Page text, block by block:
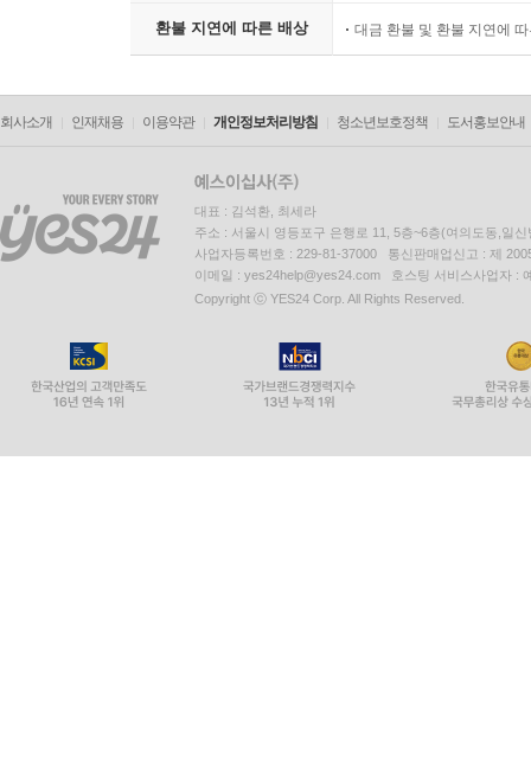
환불 지연에 따른 배상 대금 환불 및 환불 지연에
회사소개 인재채용 이용약관 개인정보처리방침 청소년보호정책 도서홍보안내
대표 : 김석환, 최세라
주소 : 서울시 영등포구 은행로 11, 5층~6층(여의도동,일신
사업자등록번호 : 229-81-37000 통신판매업신고 : 제
이메일 : yes24help@yes24.com 호스팅 서비스사업자 :
Copyright ⓒ YES24 Corp. All Rights Reserved.